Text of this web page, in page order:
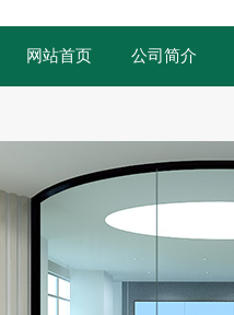
网站首页 公司简介